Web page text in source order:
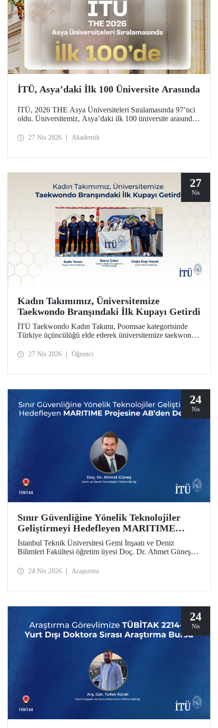
İTÜ, Asya’daki İlk 100 Üniversite Arasında
İTÜ, 2026 THE Asya Üniversiteleri Sıralamasında 97’nci
oldu. Üniversitemiz, Asya’daki ilk 100 üniversite arasında
göstergesinde (araştırma kalitesi, araştırma çevresi,
27 Nis 2026 Akademik
27
Nis
Kadın Takımımız, Üniversitemize
Taekwondo Branşındaki İlk Kupayı Getirdi
İTÜ Taekwondo Kadın Takımı, Poomsae kategorisinde
Türkiye üçüncülüğü elde ederek üniversitemize taekwondo
27 Nis 2026 Öğrenci
24
Nis
Sınır Güvenliğine Yönelik Teknolojiler
Geliştirmeyi Hedefleyen MARITIME
Projesine AB’den Destek
İstanbul Teknik Üniversitesi Gemi İnşaatı ve Deniz
Bilimleri Fakültesi öğretim üyesi Doç. Dr. Ahmet Güneş’in
Avrupa Programı kapsamında destek almaya hak kazandı.
24 Nis 2026 Araştırma
24
Nis